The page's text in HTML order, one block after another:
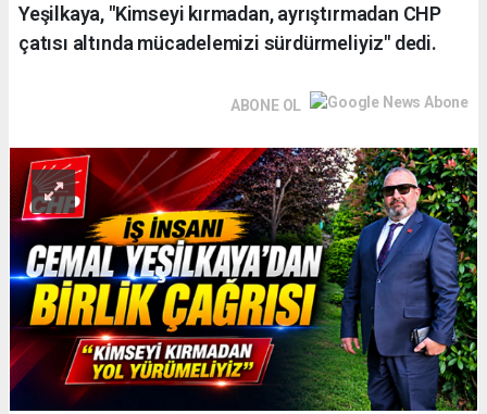
Yeşilkaya, "Kimseyi kırmadan, ayrıştırmadan CHP
çatısı altında mücadelemizi sürdürmeliyiz" dedi.
ABONE OL